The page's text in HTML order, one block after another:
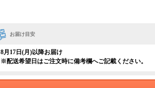
お届け目安
8月17日(月)以降お届け
※配送希望日はご注文時に備考欄へご記載ください。